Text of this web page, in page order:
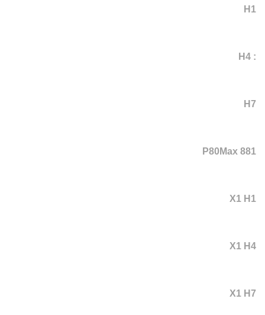
H1
: H4
H7
P80Max 881
X1 H1
X1 H4
X1 H7